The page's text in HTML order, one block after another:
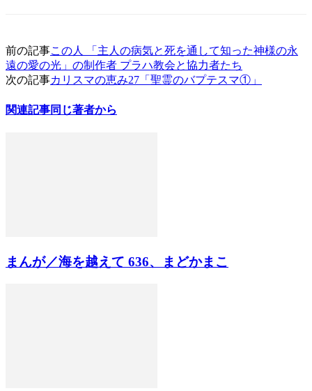
前の記事この人 「主人の病気と死を通して知った神様の永
遠の愛の光」の制作者 プラハ教会と協力者たち
次の記事カリスマの恵み27「聖霊のバプテスマ①」
関連記事同じ著者から
まんが／海を越えて 636、まどかまこ